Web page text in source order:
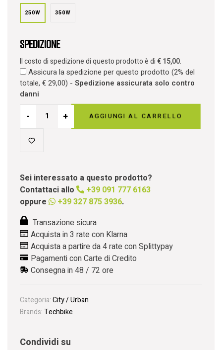
250W 350W
Spedizione
Il costo di spedizione di questo prodotto è di€15,00.
Assicura la spedizione per questo prodotto (2% del
totale, €29,00) - Spedizione assicurata solo contro
danni
- + AGGIUNGI AL CARRELLO
Sei interessato a questo prodotto?
Contattaci allo
+39 091 777 6163
oppure
+39 327 875 3936.
Transazione sicura
Acquista in 3 rate con Klarna
Acquista a partire da 4 rate con Splittypay
Pagamenti con Carte di Credito
Consegna in 48 / 72 ore
Categoria:City / Urban
Brands:Techbike
Condividi su